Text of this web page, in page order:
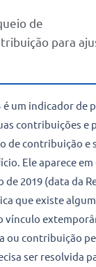
de
para
é um indicador de
contribuições e
de contribuição e
Ele aparece
2019 (data da
que existe
vínculo
ou contribuição
ser resolvida